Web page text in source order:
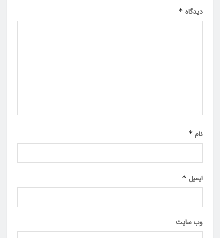
دیدگاه *
نام *
ایمیل *
وب‌ سایت